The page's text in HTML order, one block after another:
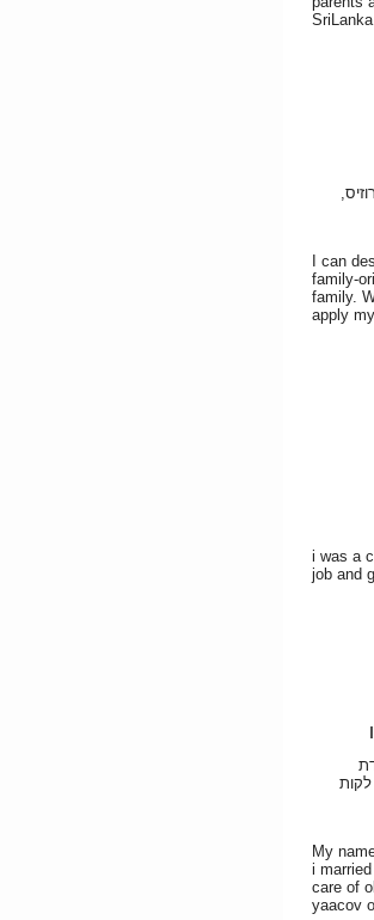
I can
family-
family.
apply
i was a
job and
לקות
My
i
care of
yaacov